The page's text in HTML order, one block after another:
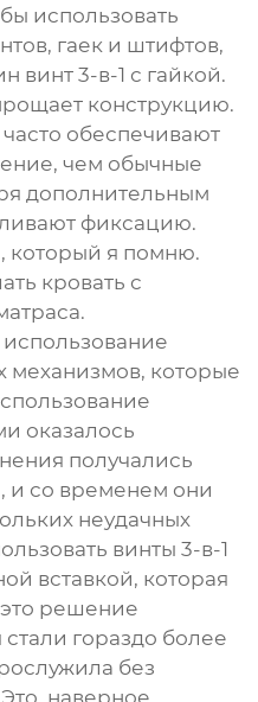
использовать
гаек и штифтов,
винт 3-в-1 с гайкой.
конструкцию.
обеспечивают
чем обычные
дополнительным
фиксацию.
который я помню.
кровать с
механизмов, которые
оказалось
получались
и со временем они
неудачных
винты 3-в-1
вставкой, которая
решение
гораздо более
без